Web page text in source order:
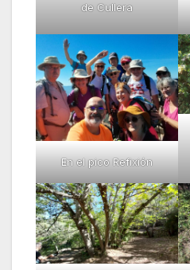
de Cullera
En el pico Refixión